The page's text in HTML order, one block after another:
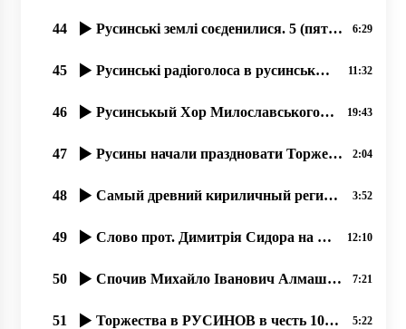
44 Русинські землі соєденилися. 5 (пять) дней в рокаши! Лубня-Волосатоє 2019 6:29
45 Русинські радіоголоса в русинськых Карпатах 11:32
46 Русинськый Хор Милославського с 1945 року.. …07.2020, прот. Димитрий Сидор 19:43
47 Русины начали праздновати Торжество Православия раньше от Киева. 2:04
48 Самый древний кириличный регион Европы – наша Карпатська Русь. 3:52
49 Слово прот. Димитрія Сидора на открытіє фестиваля русинськой культуры в Міжгірї 12:10
50 Спочив Михайло Іванович Алмашій (1930-2019). 7:21
51 Торжества в РУСИНОВ в честь 100 летия Руской Народной Республикы Лемков! 5:22